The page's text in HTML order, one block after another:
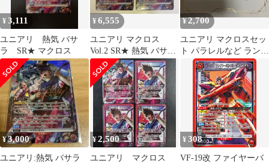
¥3,111
ユニアリ 熱気 バサ
ラ SR★ マクロス
¥6,555
ユニアリ マクロス
Vol.2 SR★ 熱気 バサラ
パラレル ２枚セット
¥2,700
ユニアリ マクロスセッ
ト パラレルなど ラン
カ・リー レイナ・プラ
ウラー
¥3,000
ユニアリ:熱気 バサラ
¥2,500
ユニアリ マクロス
¥308
VF-19改 ファイヤーバ